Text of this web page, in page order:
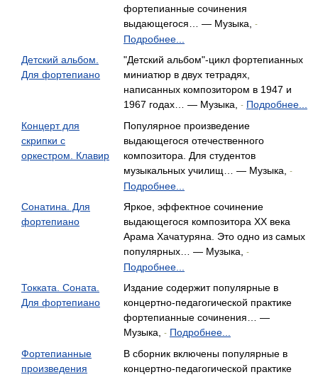
фортепианные сочинения
выдающегося… — Музыка,
-
Подробнее...
Детский альбом.
Для фортепиано
"Детский альбом"-цикл фортепианных
миниатюр в двух тетрадях,
написанных композитором в 1947 и
1967 годах… — Музыка,
- Подробнее...
Концерт для
скрипки с
оркестром. Клавир
Популярное произведение
выдающегося отечественного
композитора. Для студентов
музыкальных училищ… — Музыка,
-
Подробнее...
Сонатина. Для
фортепиано
Яркое, эффектное сочинение
выдающегося композитора XX века
Арама Хачатуряна. Это одно из самых
популярных… — Музыка,
-
Подробнее...
Токката. Соната.
Для фортепиано
Издание содержит популярные в
концертно-педагогической практике
фортепианные сочинения… —
Музыка,
- Подробнее...
Фортепианные
произведения
В сборник включены популярные в
концертно-педагогической практике